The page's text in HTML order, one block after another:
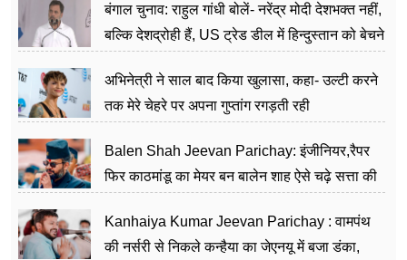
बंगाल चुनाव: राहुल गांधी बोलें- नरेंद्र मोदी देशभक्त नहीं,
बल्कि देशद्रोही हैं, US ट्रेड डील में हिन्दुस्तान को बेचने
अभिनेत्री ने साल बाद किया खुलासा, कहा- उल्टी करने
तक मेरे चेहरे पर अपना गुप्तांग रगड़ती रही
Balen Shah Jeevan Parichay: इंजीनियर,रैपर
फिर काठमांडू का मेयर बन बालेन शाह ऐसे चढ़े सत्ता की
Kanhaiya Kumar Jeevan Parichay : वामपंथ
की नर्सरी से निकले कन्हैया का जेएनयू में बजा डंका,